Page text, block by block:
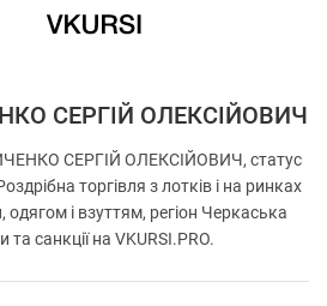
СЕРГІЙ ОЛЕКСІЙОВИЧ
СЕРГІЙ ОЛЕКСІЙОВИЧ, статус
торгівля з лотків і на ринках
і взуттям, регіон Черкаська
санкції на VKURSI.PRO.